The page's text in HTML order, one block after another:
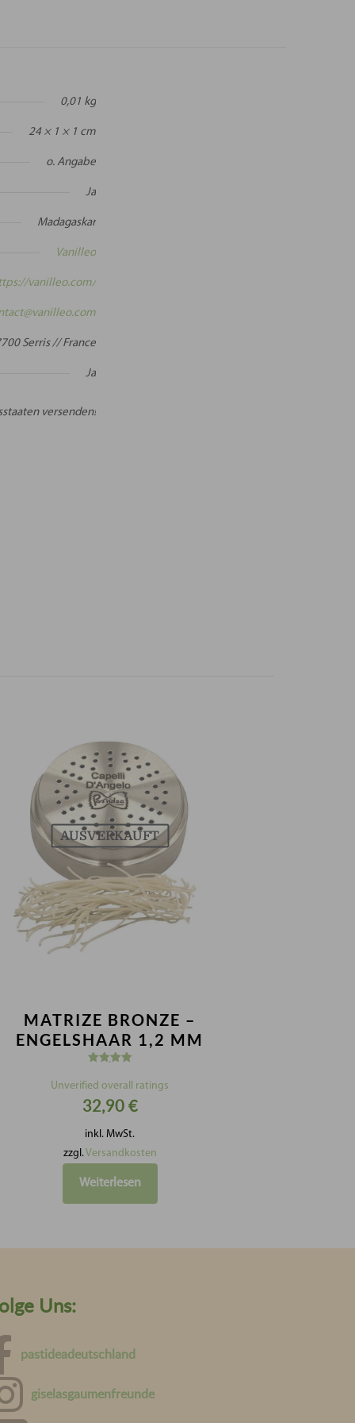
0,01 kg
24 × 1 × 1 cm
o. Angabe
Ja
Madagaskar
Vanilleo
vanilleo.com/
Serris // France
Ja
versenden!
AUSVERKAUFT
MATRIZE BRONZE –
ENGELSHAAR 1,2 MM
mit
5.00
von 5
Unverified overall ratings
32,90€
inkl. MwSt.
zzgl.Versandkosten
Weiterlesen
Uns:
pastideadeutschland
giselasgaumenfreunde